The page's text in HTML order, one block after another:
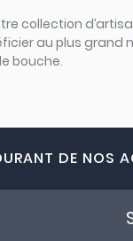
collection
au plus grand
bouche.
DE NOS